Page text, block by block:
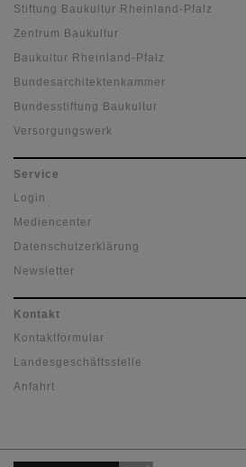
Stiftung Baukultur Rheinland-Pfalz
Zentrum Baukultur
Baukultur Rheinland-Pfalz
Bundesarchitektenkammer
Bundesstiftung Baukultur
Versorgungswerk
Service
Login
Mediencenter
Datenschutzerklärung
Newsletter
Kontakt
Kontaktformular
Landesgeschäftsstelle
Anfahrt